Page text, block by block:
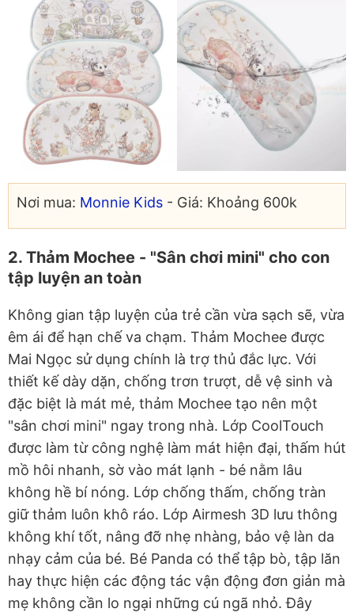
Nơi mua: Monnie Kids - Giá: Khoảng 600k
2. Thảm Mochee - "Sân chơi mini" cho con
tập luyện an toàn
Không gian tập luyện của trẻ cần vừa sạch sẽ, vừa
êm ái để hạn chế va chạm. Thảm Mochee được
Mai Ngọc sử dụng chính là trợ thủ đắc lực. Với
thiết kế dày dặn, chống trơn trượt, dễ vệ sinh và
đặc biệt là mát mẻ, thảm Mochee tạo nên một
"sân chơi mini" ngay trong nhà. Lớp CoolTouch
được làm từ công nghệ làm mát hiện đại, thấm hút
mồ hôi nhanh, sờ vào mát lạnh - bé nằm lâu
không hề bí nóng. Lớp chống thấm, chống tràn
giữ thảm luôn khô ráo. Lớp Airmesh 3D lưu thông
không khí tốt, nâng đỡ nhẹ nhàng, bảo vệ làn da
nhạy cảm của bé. Bé Panda có thể tập bò, tập lăn
hay thực hiện các động tác vận động đơn giản mà
mẹ không cần lo ngại những cú ngã nhỏ. Đây